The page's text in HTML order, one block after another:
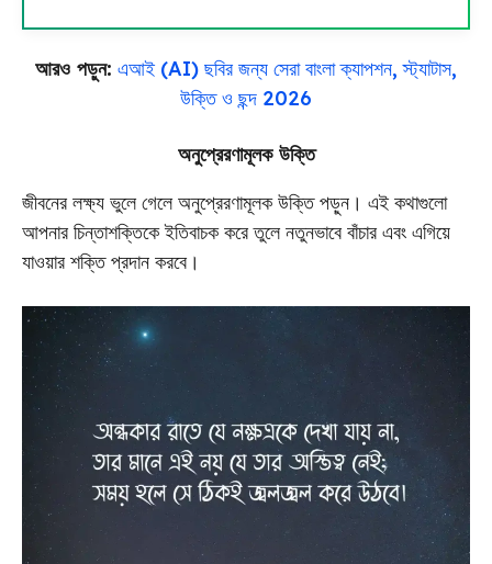
আরও পড়ুন: এআই (AI) ছবির জন্য সেরা বাংলা ক্যাপশন, স্ট্যাটাস,
উক্তি ও ছন্দ 2026
অনুপ্রেরণামূলক উক্তি
জীবনের লক্ষ্য ভুলে গেলে অনুপ্রেরণামূলক উক্তি পড়ুন। এই কথাগুলো
আপনার চিন্তাশক্তিকে ইতিবাচক করে তুলে নতুনভাবে বাঁচার এবং এগিয়ে
যাওয়ার শক্তি প্রদান করবে।